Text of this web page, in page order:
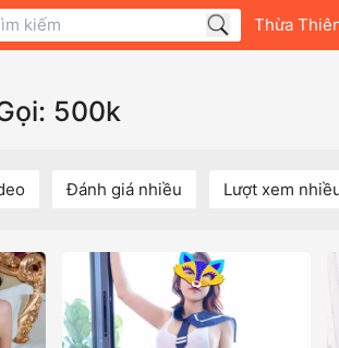
Thừa
500k
Đánh giá nhiều Lượt xem